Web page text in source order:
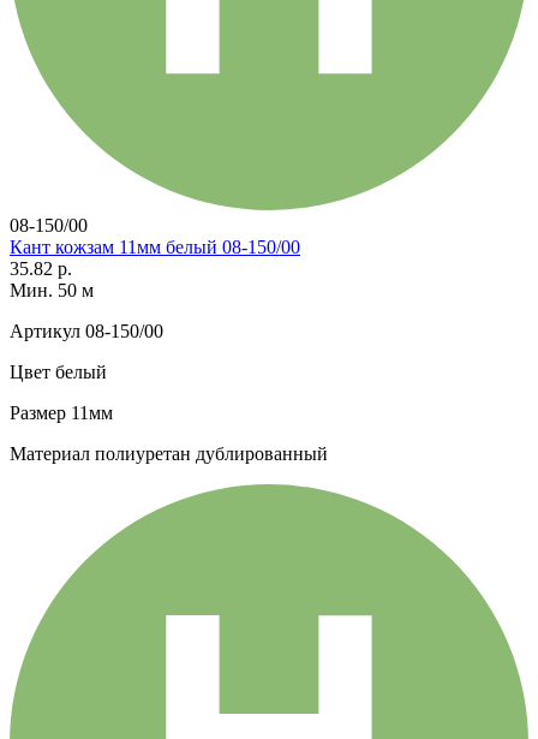
08-150/00
Кант кожзам 11мм белый 08-150/00
35.82 р.
Мин. 50 м
Артикул 08-150/00
Цвет белый
Размер 11мм
Материал полиуретан дублированный